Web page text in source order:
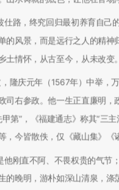
路，终究回归最初养育自己
风景，而是远行之人的精神
情怀，从古至今，从未改变。
隆庆元年（1567年）中举，
右参政。他一生正直廉明，
第”，《福建通志》称其“三
今皆散佚，仅《藏山集》《
刚直不阿、不畏权贵的气节
晚明，游朴如深山清泉，涤